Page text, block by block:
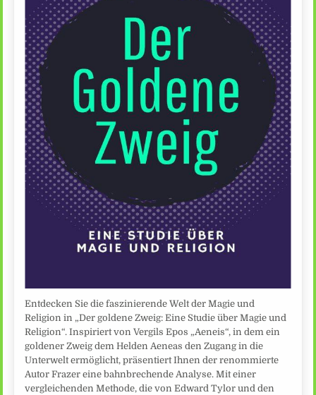
Entdecken Sie die faszinierende Welt der Magie und
Religion in „Der goldene Zweig: Eine Studie über Magie und
Religion“. Inspiriert von Vergils Epos „Aeneis“, in dem ein
goldener Zweig dem Helden Aeneas den Zugang in die
Unterwelt ermöglicht, präsentiert Ihnen der renommierte
Autor Frazer eine bahnbrechende Analyse. Mit einer
vergleichenden Methode, die von Edward Tylor und den